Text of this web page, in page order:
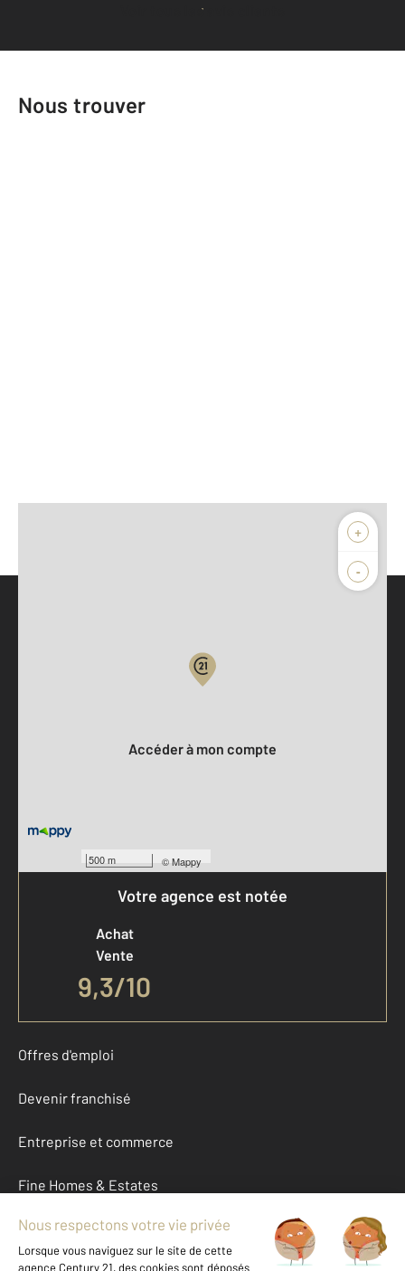
Voir tous les avis clients
Nous trouver
+
-
500 m ©Mappy
Accéder à mon compte
Votre agence est notée
Achat
Vente
9,3/10
Offres d'emploi
Devenir franchisé
Entreprise et commerce
Fine Homes & Estates
À propos